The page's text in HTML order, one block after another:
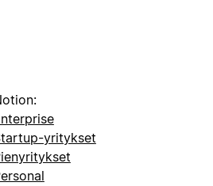
yritykset